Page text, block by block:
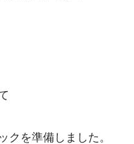
クを準備しました。